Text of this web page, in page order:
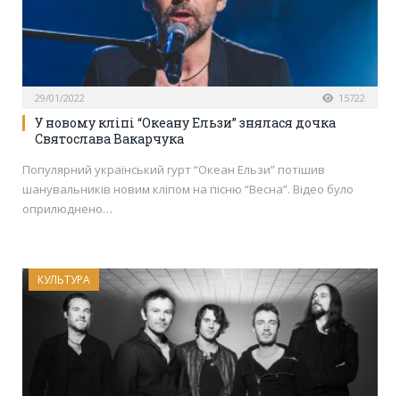
29/01/2022 15722
У новому кліпі “Океану Ельзи” знялася дочка
Святослава Вакарчука
Популярний український гурт “Океан Ельзи” потішив
шанувальників новим кліпом на пісню “Весна”. Відео було
оприлюднено…
КУЛЬТУРА